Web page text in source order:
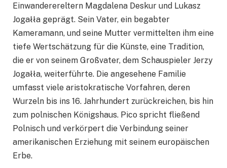
Einwanderereltern Magdalena Deskur und Lukasz
Jogałła geprägt. Sein Vater, ein begabter
Kameramann, und seine Mutter vermittelten ihm eine
tiefe Wertschätzung für die Künste, eine Tradition,
die er von seinem Großvater, dem Schauspieler Jerzy
Jogałła, weiterführte. Die angesehene Familie
umfasst viele aristokratische Vorfahren, deren
Wurzeln bis ins 16. Jahrhundert zurückreichen, bis hin
zum polnischen Königshaus. Pico spricht fließend
Polnisch und verkörpert die Verbindung seiner
amerikanischen Erziehung mit seinem europäischen
Erbe.